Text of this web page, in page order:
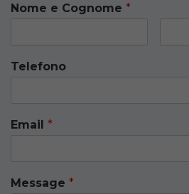
Nome e Cognome *
Telefono
Email *
Message *